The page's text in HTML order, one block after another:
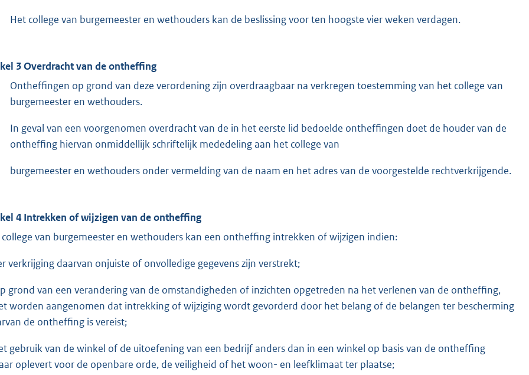
Het college van burgemeester en wethouders kan de beslissing voor ten hoogste vier weken verdagen.
3 Overdracht van de ontheffing
Ontheffingen op grond van deze verordening zijn overdraagbaar na verkregen toestemming van het college van
burgemeester en wethouders.
In geval van een voorgenomen overdracht van de in het eerste lid bedoelde ontheffingen doet de houder van de
ontheffing hiervan onmiddellijk schriftelijk mededeling aan het college van
burgemeester en wethouders onder vermelding van de naam en het adres van de voorgestelde rechtverkrijgende.
4 Intrekken of wijzigen van de ontheffing
van burgemeester en wethouders kan een ontheffing intrekken of wijzigen indien:
verkrijging daarvan onjuiste of onvolledige gegevens zijn verstrekt;
grond van een verandering van de omstandigheden of inzichten opgetreden na het verlenen van de ontheffing,
worden aangenomen dat intrekking of wijziging wordt gevorderd door het belang of de belangen ter bescherming
de ontheffing is vereist;
gebruik van de winkel of de uitoefening van een bedrijf anders dan in een winkel op basis van de ontheffing
oplevert voor de openbare orde, de veiligheid of het woon- en leefklimaat ter plaatse;